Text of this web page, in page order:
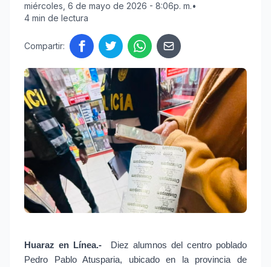
miércoles, 6 de mayo de 2026 - 8:06p. m.•
4 min de lectura
Compartir:
Huaraz en Línea.-
Diez alumnos del centro poblado
Pedro Pablo Atusparia, ubicado en la provincia de